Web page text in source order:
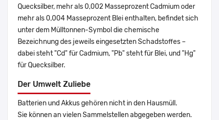
Quecksilber, mehr als 0,002 Masseprozent Cadmium oder
mehr als 0,004 Masseprozent Blei enthalten, befindet sich
unter dem Mülltonnen-Symbol die chemische
Bezeichnung des jeweils eingesetzten Schadstoffes –
dabei steht "Cd" für Cadmium, "Pb" steht für Blei, und "Hg"
für Quecksilber.
Der Umwelt Zuliebe
Batterien und Akkus gehören nicht in den Hausmüll.
Sie können an vielen Sammelstellen abgegeben werden.